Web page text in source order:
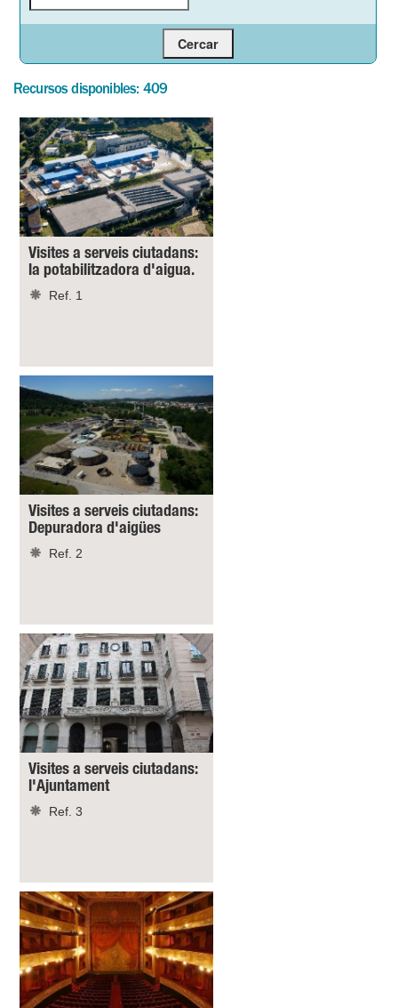
Recursos disponibles: 409
Visites a serveis ciutadans:
la potabilitzadora d'aigua.
Ref. 1
Visites a serveis ciutadans:
Depuradora d'aigües
Ref. 2
Visites a serveis ciutadans:
l'Ajuntament
Ref. 3